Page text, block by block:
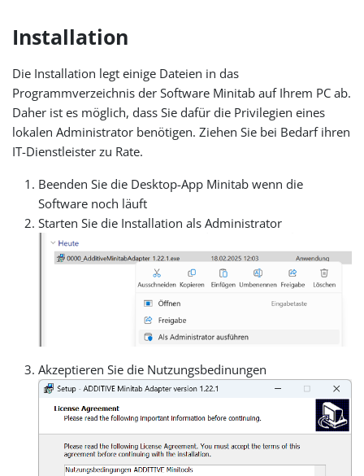
Installation
Die Installation legt einige Dateien in das
Programmverzeichnis der Software Minitab auf Ihrem PC ab.
Daher ist es möglich, dass Sie dafür die Privilegien eines
lokalen Administrator benötigen. Ziehen Sie bei Bedarf ihren
IT-Dienstleister zu Rate.
Beenden Sie die Desktop-App Minitab wenn die
Software noch läuft
Starten Sie die Installation als Administrator
Akzeptieren Sie die Nutzungsbedinungen